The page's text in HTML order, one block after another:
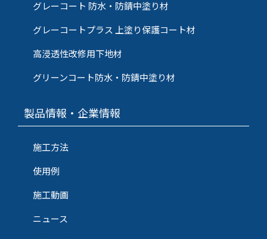
グレーコート 防水・防錆中塗り材
グレーコートプラス 上塗り保護コート材
高浸透性改修用下地材
グリーンコート防水・防錆中塗り材
製品情報・企業情報
施工方法
使用例
施工動画
ニュース